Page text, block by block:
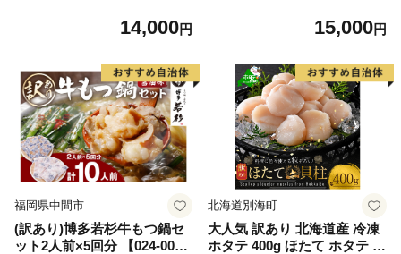
14,000円 15,000円
福岡県中間市
(訳あり)博多若杉牛もつ鍋セ
ット2人前×5回分 【024-002
北海道別海町
大人気 訳あり 北海道産 冷凍
ホタテ 400g ほたて ホタテ 帆